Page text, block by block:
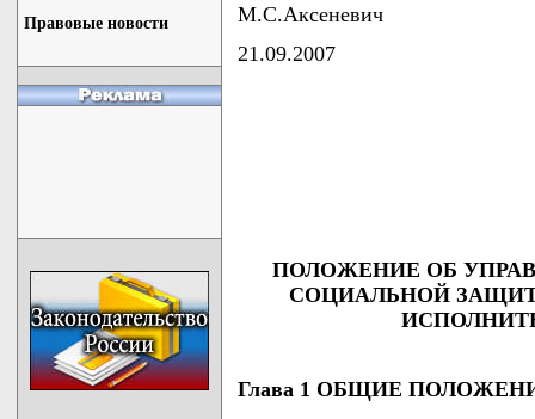
Правовые новости
М.С.Аксеневич
21.09.2007
ПОЛОЖЕНИЕ ОБ
СОЦИАЛЬНОЙ
Глава 1 ОБЩИЕ